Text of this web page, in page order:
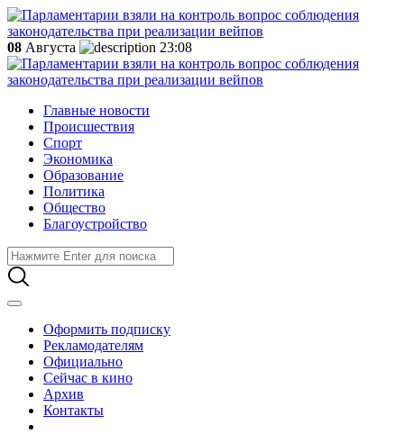
08 Августа 23:08
Главные новости
Происшествия
Спорт
Экономика
Образование
Политика
Общество
Благоустройство
Оформить подписку
Рекламодателям
Официально
Сейчас в кино
Архив
Контакты